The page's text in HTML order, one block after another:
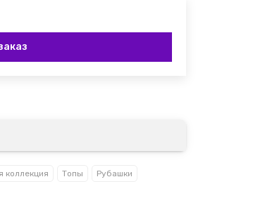
коллекция Топы Рубашки